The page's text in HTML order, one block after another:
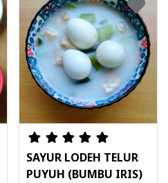
SAYUR LODEH TELUR
PUYUH (BUMBU IRIS)